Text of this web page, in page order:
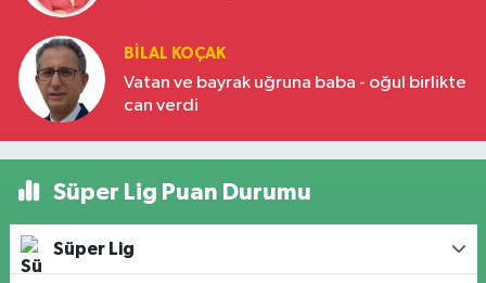
BILAL KOÇAK
Vatan ve bayrak uğruna baba - oğul birlikte
can verdi
Süper Lig Puan Durumu
Süper Lig